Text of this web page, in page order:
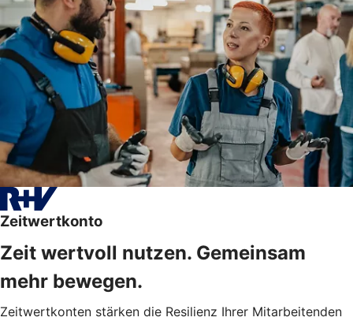
Zeitwertkonto
Zeit wertvoll nutzen. Gemeinsam
mehr bewegen.
Zeitwertkonten stärken die Resilienz Ihrer Mitarbeitenden